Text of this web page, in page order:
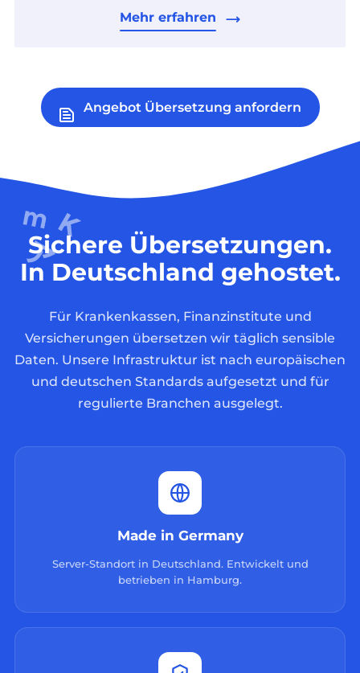
Mehr erfahren
Angebot Übersetzung anfordern
Sichere Übersetzungen.
In Deutschland gehostet.
Für Krankenkassen, Finanzinstitute und
Versicherungen übersetzen wir täglich sensible
Daten. Unsere Infrastruktur ist nach europäischen
und deutschen Standards aufgesetzt und für
regulierte Branchen ausgelegt.
Made in Germany
Server-Standort in Deutschland. Entwickelt und
betrieben in Hamburg.